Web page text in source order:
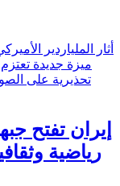
أثار الملياردير
ميزة جديدة
تحذيرية على
إيران تفتح
رياضية